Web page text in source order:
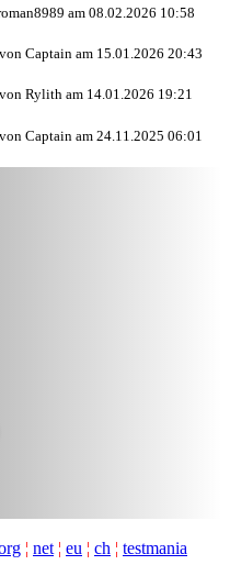
am 08.02.2026 10:58
von Captain am 15.01.2026 20:43
von Rylith am 14.01.2026 19:21
von Captain am 24.11.2025 06:01
¦ net ¦ eu ¦ ch ¦ testmania